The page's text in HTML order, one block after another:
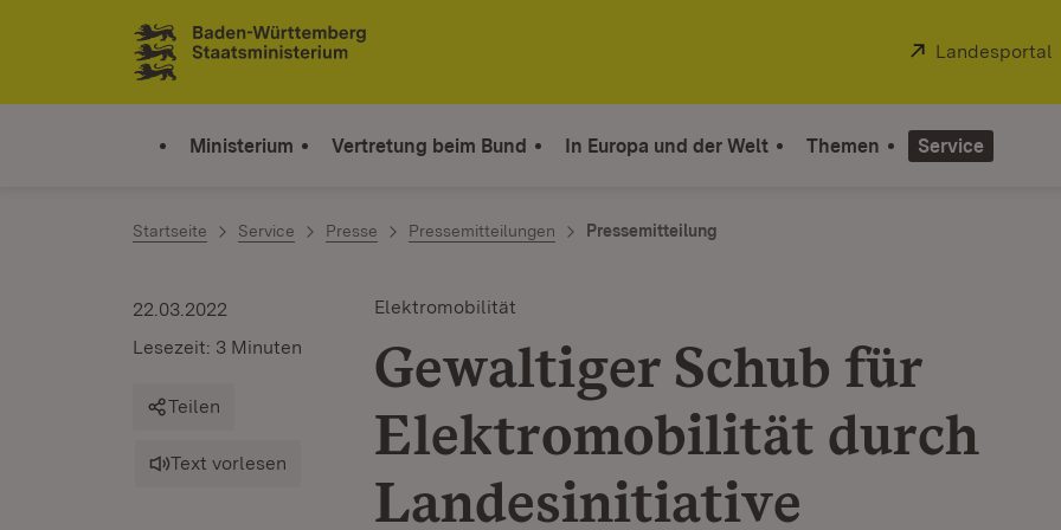
Zum Inhalt springen
Link zur Startseite
Extern:
Landesportal
Ministerium Vertretung beim Bund In Europa und der Welt Themen Service
Startseite Service Presse Pressemitteilungen Pressemitteilung
Elektromobilität
Gewaltiger Schub für
Elektromobilität durch
Landesinitiative
22.03.2022
Lesezeit: 3 Minuten
Teilen
Text vorlesen